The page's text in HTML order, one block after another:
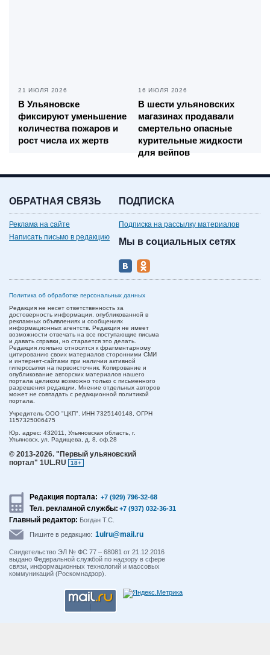
21 ИЮЛЯ 2026
В Ульяновске
фиксируют уменьшение
количества пожаров и
рост числа их жертв
16 ИЮЛЯ 2026
В шести ульяновских
магазинах продавали
смертельно опасные
курительные жидкости
для вейпов
ОБРАТНАЯ СВЯЗЬ
Реклама на сайте
Написать письмо в редакцию
ПОДПИСКА
Подписка на рассылку материалов
Мы в социальных сетях
Политика об обработке персональных данных
Редакция не несет ответственность за
достоверность информации, опубликованной в
рекламных объявлениях и сообщениях
информационных агентств. Редакция не имеет
возможности отвечать на все поступающие письма
и давать справки, но старается это делать.
Редакция лояльно относится к фрагментарному
цитированию своих материалов сторонними СМИ
и интернет-сайтами при наличии активной
гиперссылки на первоисточник. Копирование и
опубликование авторских материалов нашего
портала целиком возможно только с письменного
разрешения редакции. Мнение отдельных авторов
может не совпадать с редакционной политикой
портала.
Учредитель ООО "ЦКП". ИНН 7325140148, ОГРН
1157325006475
Юр. адрес: 432011, Ульяновская область, г.
Ульяновск, ул. Радищева, д. 8, оф.28
© 2013-2026. "Первый ульяновский
портал" 1UL.RU
18+
Редакция портала: +7 (929) 796-32-68
Тел. рекламной службы: +7 (937) 032-36-31
Главный редактор: Богдан Т.С.
Пишите в редакцию: 1ulru@mail.ru
Свидетельство ЭЛ № ФС 77 – 68081 от 21.12.2016
выдано Федеральной службой по надзору в сфере
связи, информационных технологий и массовых
коммуникаций (Роскомнадзор).